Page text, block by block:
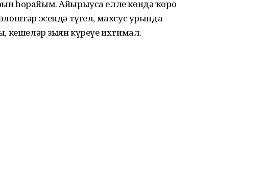
һорайым. Айырыуса елле көндә ҡоро
эсендә түгел, махсус урында
кешеләр зыян күреүе ихтимал.